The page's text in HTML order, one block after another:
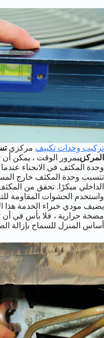
تركيب وحدات تكييف مركزي
المركزيبمرور الوقت ، يمكن أن
وحدة المكثف في الانحناء
تتسبب وحدة المكثف خارج
الداخلي مبكرًا. تحقق من
واستخدم الحشوات المقاومة
يضيف مودي خبراء الخدمة هذا
مضخة حرارية ، فلا بأس في أن
أساس المنزل للسماح بإزالة